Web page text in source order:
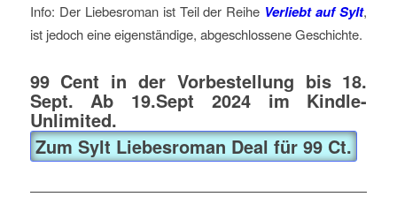
Info: Der Liebesroman ist Teil der Reihe Verliebt auf Sylt,
ist jedoch eine eigenständige, abgeschlossene Geschichte.
99 Cent in der Vorbestellung bis 18.
Sept. Ab 19.Sept 2024 im Kindle-
Unlimited.
Zum Sylt Liebesroman Deal für 99 Ct.